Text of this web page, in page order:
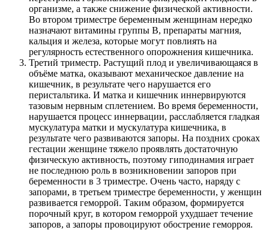
организме, а также снижение физической активности.
Во втором триместре беременным женщинам нередко
назначают витамины группы B, препараты магния,
кальция и железа, которые могут повлиять на
регулярность естественного опорожнения кишечника.
Третий триместр. Растущий плод и увеличивающаяся в
объёме матка, оказывают механическое давление на
кишечник, в результате чего нарушается его
перистальтика. И матка и кишечник иннервируются
тазовым нервным сплетением. Во время беременности,
нарушается процесс иннервации, расслабляется гладкая
мускулатура матки и мускулатура кишечника, в
результате чего развиваются запоры. На поздних сроках
гестации женщине тяжело проявлять достаточную
физическую активность, поэтому гиподинамия играет
не последнюю роль в возникновении запоров при
беременности в 3 триместре. Очень часто, наряду с
запорами, в третьем триместре беременности, у женщин
развивается геморрой. Таким образом, формируется
порочный круг, в котором геморрой ухудшает течение
запоров, а запоры провоцируют обострение геморроя.